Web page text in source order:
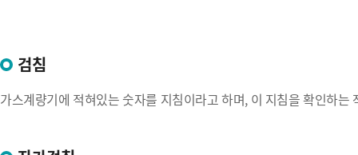
검침
가스계량기에 적혀있는 숫자를 지침이라고 하며, 이 지침을 확인하는